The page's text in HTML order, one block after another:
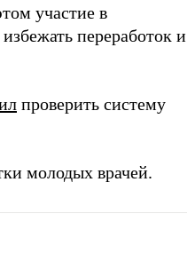
участие в
переработок и
проверить систему
молодых врачей.